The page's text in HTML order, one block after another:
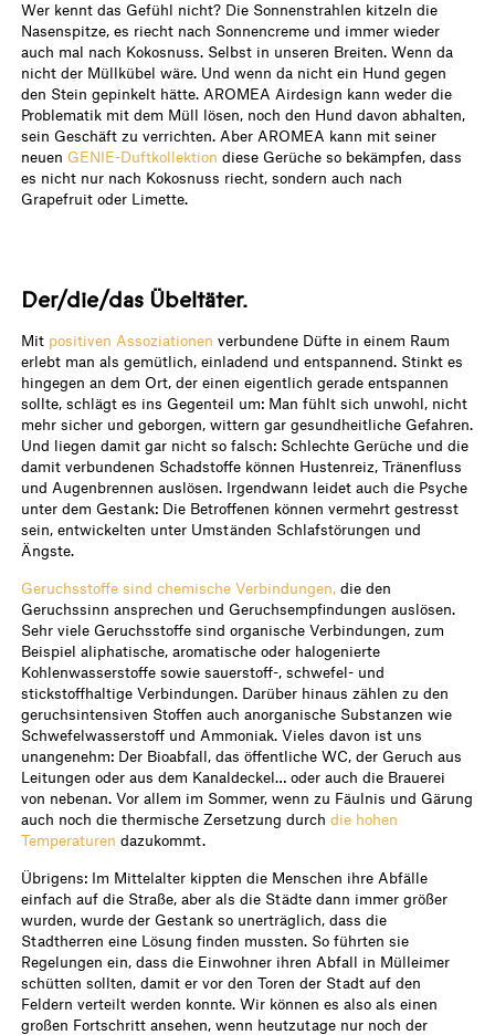
Wer kennt das Gefühl nicht? Die Sonnenstrahlen kitzeln die
Nasenspitze, es riecht nach Sonnencreme und immer wieder
auch mal nach Kokosnuss. Selbst in unseren Breiten. Wenn da
nicht der Müllkübel wäre. Und wenn da nicht ein Hund gegen
den Stein gepinkelt hätte. AROMEA Airdesign kann weder die
Problematik mit dem Müll lösen, noch den Hund davon abhalten,
sein Geschäft zu verrichten. Aber AROMEA kann mit seiner
neuen GENIE-Duftkollektion diese Gerüche so bekämpfen, dass
es nicht nur nach Kokosnuss riecht, sondern auch nach
Grapefruit oder Limette.
Der/die/das Übeltäter.
Mit positiven Assoziationen verbundene Düfte in einem Raum
erlebt man als gemütlich, einladend und entspannend. Stinkt es
hingegen an dem Ort, der einen eigentlich gerade entspannen
sollte, schlägt es ins Gegenteil um: Man fühlt sich unwohl, nicht
mehr sicher und geborgen, wittern gar gesundheitliche Gefahren.
Und liegen damit gar nicht so falsch: Schlechte Gerüche und die
damit verbundenen Schadstoffe können Hustenreiz, Tränenfluss
und Augenbrennen auslösen. Irgendwann leidet auch die Psyche
unter dem Gestank: Die Betroffenen können vermehrt gestresst
sein, entwickelten unter Umständen Schlafstörungen und
Ängste.
Geruchsstoffe sind chemische Verbindungen, die den
Geruchssinn ansprechen und Geruchsempfindungen auslösen.
Sehr viele Geruchsstoffe sind organische Verbindungen, zum
Beispiel aliphatische, aromatische oder halogenierte
Kohlenwasserstoffe sowie sauerstoff-, schwefel- und
stickstoffhaltige Verbindungen. Darüber hinaus zählen zu den
geruchsintensiven Stoffen auch anorganische Substanzen wie
Schwefelwasserstoff und Ammoniak. Vieles davon ist uns
unangenehm: Der Bioabfall, das öffentliche WC, der Geruch aus
Leitungen oder aus dem Kanaldeckel… oder auch die Brauerei
von nebenan. Vor allem im Sommer, wenn zu Fäulnis und Gärung
auch noch die thermische Zersetzung durchdie hohen
Temperaturen dazukommt.
Übrigens: Im Mittelalter kippten die Menschen ihre Abfälle
einfach auf die Straße, aber als die Städte dann immer größer
wurden, wurde der Gestank so unerträglich, dass die
Stadtherren eine Lösung finden mussten. So führten sie
Regelungen ein, dass die Einwohner ihren Abfall in Mülleimer
schütten sollten, damit er vor den Toren der Stadt auf den
Feldern verteilt werden konnte. Wir können es also als einen
großen Fortschritt ansehen, wenn heutzutage nur noch der